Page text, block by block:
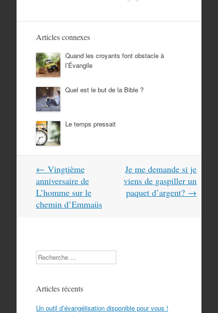
Articles connexes
Quand les croyants font obstacle à
l’Évangile
Quel est le but de la Bible ?
Le temps pressait
Navigation
dans
les
articles
← Vingtième
anniversaire de
L’homme sur le
chemin d’Emmaüs
Je me demande si je
viens de gaspiller un
paquet d’argent? →
Search
Articles récents
Un outil d’évangélisation disponible pour vous !